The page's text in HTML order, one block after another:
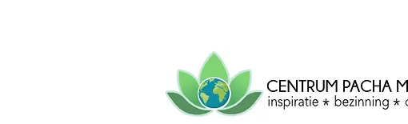
CENTRUM
PACHA
MAMA Centrum voor inspiratie, bezinning &
creatie.